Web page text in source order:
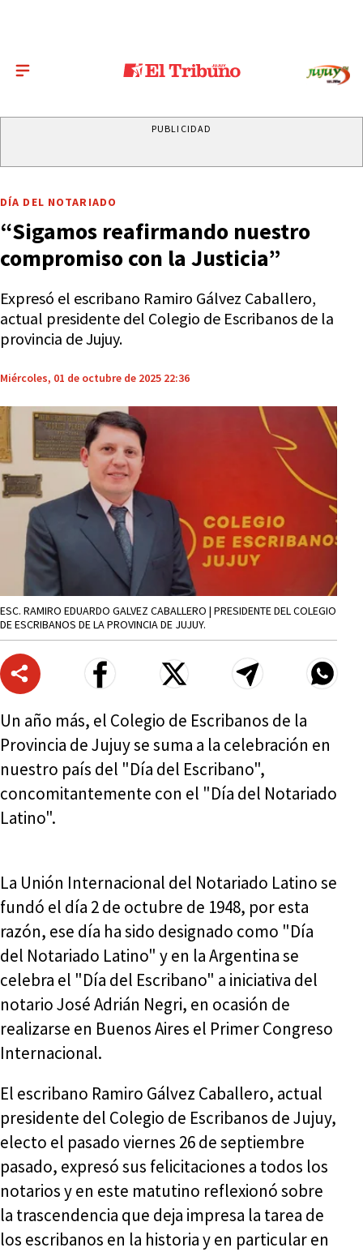
PUBLICIDAD
DÍA DEL NOTARIADO
“Sigamos reafirmando nuestro
compromiso con la Justicia”
Expresó el escribano Ramiro Gálvez Caballero,
actual presidente del Colegio de Escribanos de la
provincia de Jujuy.
Miércoles, 01 de octubre de 2025 22:36
ESC. RAMIRO EDUARDO GALVEZ CABALLERO | PRESIDENTE DEL COLEGIO
DE ESCRIBANOS DE LA PROVINCIA DE JUJUY.
Un año más, el Colegio de Escribanos de la
Provincia de Jujuy se suma a la celebración en
nuestro país del "Día del Escribano",
concomitantemente con el "Día del Notariado
Latino".
La Unión Internacional del Notariado Latino se
fundó el día 2 de octubre de 1948, por esta
razón, ese día ha sido designado como "Día
del Notariado Latino" y en la Argentina se
celebra el "Día del Escribano" a iniciativa del
notario José Adrián Negri, en ocasión de
realizarse en Buenos Aires el Primer Congreso
Internacional.
El escribano Ramiro Gálvez Caballero, actual
presidente del Colegio de Escribanos de Jujuy,
electo el pasado viernes 26 de septiembre
pasado, expresó sus felicitaciones a todos los
notarios y en este matutino reflexionó sobre
la trascendencia que deja impresa la tarea de
los escribanos en la historia y en particular en